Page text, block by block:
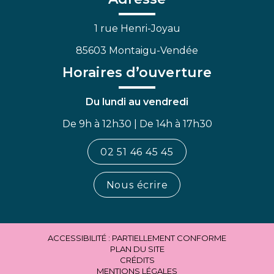
1 rue Henri-Joyau
85603 Montaigu-Vendée
Horaires d’ouverture
Du lundi au vendredi
De 9h à 12h30 | De 14h à 17h30
02 51 46 45 45
Nous écrire
ACCESSIBILITÉ : PARTIELLEMENT CONFORME
PLAN DU SITE
CRÉDITS
MENTIONS LÉGALES